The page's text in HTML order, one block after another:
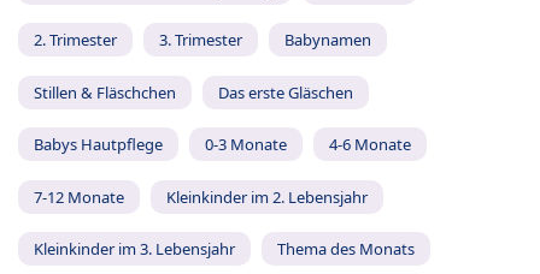
2. Trimester 3. Trimester Babynamen
Stillen & Fläschchen Das erste Gläschen
Babys Hautpflege 0-3 Monate 4-6 Monate
7-12 Monate Kleinkinder im 2. Lebensjahr
Kleinkinder im 3. Lebensjahr Thema des Monats